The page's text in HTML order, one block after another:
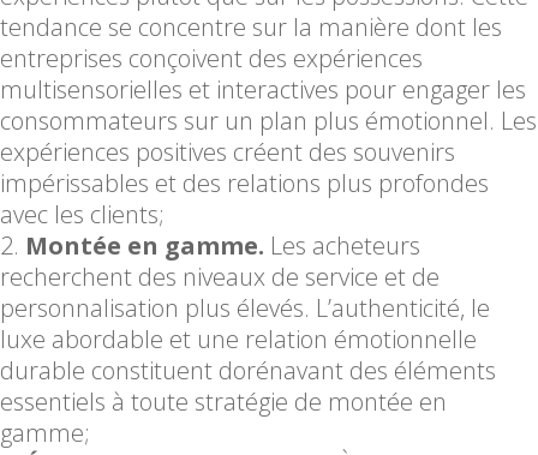
tendance se concentre sur la manière dont les
entreprises conçoivent des expériences
multisensorielles et interactives pour engager les
consommateurs sur un plan plus émotionnel. Les
expériences positives créent des souvenirs
impérissables et des relations plus profondes
avec les clients;
Montée en gamme. Les acheteurs
recherchent des niveaux de service et de
personnalisation plus élevés. L’authenticité, le
luxe abordable et une relation émotionnelle
durable constituent dorénavant des éléments
essentiels à toute stratégie de montée en
gamme;